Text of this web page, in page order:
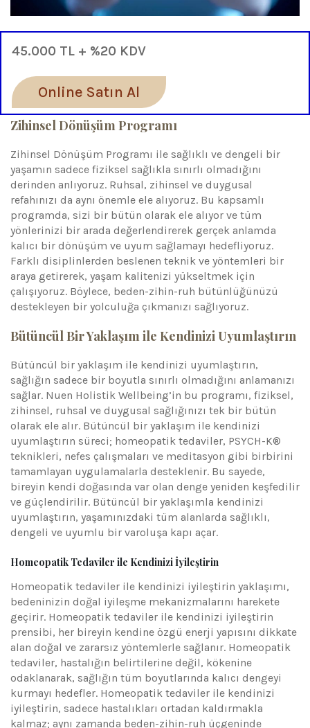
45.000 TL + %20 KDV
Online Satın Al
Zihinsel Dönüşüm Programı
Zihinsel Dönüşüm Programı ile sağlıklı ve dengeli bir
yaşamın sadece fiziksel sağlıkla sınırlı olmadığını
derinden anlıyoruz. Ruhsal, zihinsel ve duygusal
refahınızı da aynı önemle ele alıyoruz. Bu kapsamlı
programda, sizi bir bütün olarak ele alıyor ve tüm
yönlerinizi bir arada değerlendirerek gerçek anlamda
kalıcı bir dönüşüm ve uyum sağlamayı hedefliyoruz.
Farklı disiplinlerden beslenen teknik ve yöntemleri bir
araya getirerek, yaşam kalitenizi yükseltmek için
çalışıyoruz. Böylece, beden-zihin-ruh bütünlüğünüzü
destekleyen bir yolculuğa çıkmanızı sağlıyoruz.
Bütüncül Bir Yaklaşım ile Kendinizi Uyumlaştırın
Bütüncül bir yaklaşım ile kendinizi uyumlaştırın,
sağlığın sadece bir boyutla sınırlı olmadığını anlamanızı
sağlar. Nuen Holistik Wellbeing’in bu programı, fiziksel,
zihinsel, ruhsal ve duygusal sağlığınızı tek bir bütün
olarak ele alır. Bütüncül bir yaklaşım ile kendinizi
uyumlaştırın süreci; homeopatik tedaviler, PSYCH-K®
teknikleri, nefes çalışmaları ve meditasyon gibi birbirini
tamamlayan uygulamalarla desteklenir. Bu sayede,
bireyin kendi doğasında var olan denge yeniden keşfedilir
ve güçlendirilir. Bütüncül bir yaklaşımla kendinizi
uyumlaştırın, yaşamınızdaki tüm alanlarda sağlıklı,
dengeli ve uyumlu bir varoluşa kapı açar.
Homeopatik Tedaviler ile Kendinizi İyileştirin
Homeopatik tedaviler ile kendinizi iyileştirin yaklaşımı,
bedeninizin doğal iyileşme mekanizmalarını harekete
geçirir. Homeopatik tedaviler ile kendinizi iyileştirin
prensibi, her bireyin kendine özgü enerji yapısını dikkate
alan doğal ve zararsız yöntemlerle sağlanır. Homeopatik
tedaviler, hastalığın belirtilerine değil, kökenine
odaklanarak, sağlığın tüm boyutlarında kalıcı dengeyi
kurmayı hedefler. Homeopatik tedaviler ile kendinizi
iyileştirin, sadece hastalıkları ortadan kaldırmakla
kalmaz; aynı zamanda beden-zihin-ruh üçgeninde